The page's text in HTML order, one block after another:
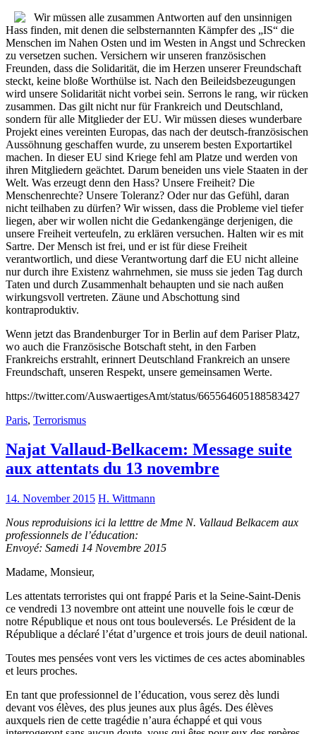
Wir müssen alle zusammen Antworten auf den unsinnigen
Hass finden, mit denen die selbsternannten Kämpfer des „IS“ die
Menschen im Nahen Osten und im Westen in Angst und Schrecken
zu versetzen suchen. Versichern wir unseren französischen
Freunden, dass die Solidarität, die im Herzen unserer Freundschaft
steckt, keine bloße Worthülse ist. Nach den Beileidsbezeugungen
wird unsere Solidarität nicht vorbei sein. Serrons le rang, wir rücken
zusammen. Das gilt nicht nur für Frankreich und Deutschland,
sondern für alle Mitglieder der EU. Wir müssen dieses wunderbare
Projekt eines vereinten Europas, das nach der deutsch-französischen
Aussöhnung geschaffen wurde, zu unserem besten Exportartikel
machen. In dieser EU sind Kriege fehl am Platze und werden von
ihren Mitgliedern geächtet. Darum beneiden uns viele Staaten in der
Welt. Was erzeugt denn den Hass? Unsere Freiheit? Die
Menschenrechte? Unsere Toleranz? Oder nur das Gefühl, daran
nicht teilhaben zu dürfen? Wir wissen, dass die Probleme viel tiefer
liegen, aber wir wollen nicht die Gedankengänge derjenigen, die
unsere Freiheit verteufeln, zu erklären versuchen. Halten wir es mit
Sartre. Der Mensch ist frei, und er ist für diese Freiheit
verantwortlich, und diese Verantwortung darf die EU nicht alleine
nur durch ihre Existenz wahrnehmen, sie muss sie jeden Tag durch
Taten und durch Zusammenhalt behaupten und sie nach außen
wirkungsvoll vertreten. Zäune und Abschottung sind
kontraproduktiv.
Wenn jetzt das Brandenburger Tor in Berlin auf dem Pariser Platz,
wo auch die Französische Botschaft steht, in den Farben
Frankreichs erstrahlt, erinnert Deutschland Frankreich an unsere
Freundschaft, unseren Respekt, unsere gemeinsamen Werte.
https://twitter.com/AuswaertigesAmt/status/665564605188583427
Paris, Terrorismus
Najat Vallaud-Belkacem: Message suite
aux attentats du 13 novembre
14. November 2015 H. Wittmann
Nous reproduisions ici la letttre de Mme N. Vallaud Belkacem aux
professionnels de l’éducation:
Envoyé: Samedi 14 Novembre 2015
Madame, Monsieur,
Les attentats terroristes qui ont frappé Paris et la Seine-Saint-Denis
ce vendredi 13 novembre ont atteint une nouvelle fois le cœur de
notre République et nous ont tous bouleversés. Le Président de la
République a déclaré l’état d’urgence et trois jours de deuil national.
Toutes mes pensées vont vers les victimes de ces actes abominables
et leurs proches.
En tant que professionnel de l’éducation, vous serez dès lundi
devant vos élèves, des plus jeunes aux plus âgés. Des élèves
auxquels rien de cette tragédie n’aura échappé et qui vous